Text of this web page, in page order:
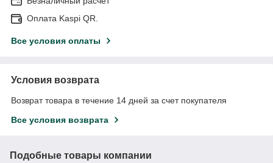
Оплата Kaspi QR.
Все условия оплаты
Условия возврата
Возврат товара в течение 14 дней за счет покупателя
Все условия возврата
Подобные товары компании